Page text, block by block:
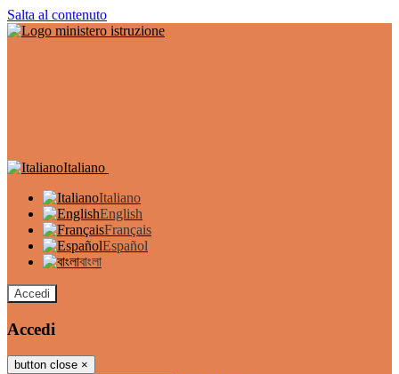
Salta al contenuto
Italiano
Italiano
English
Français
Español
বাংলা
Accedi
Accedi
button close ×